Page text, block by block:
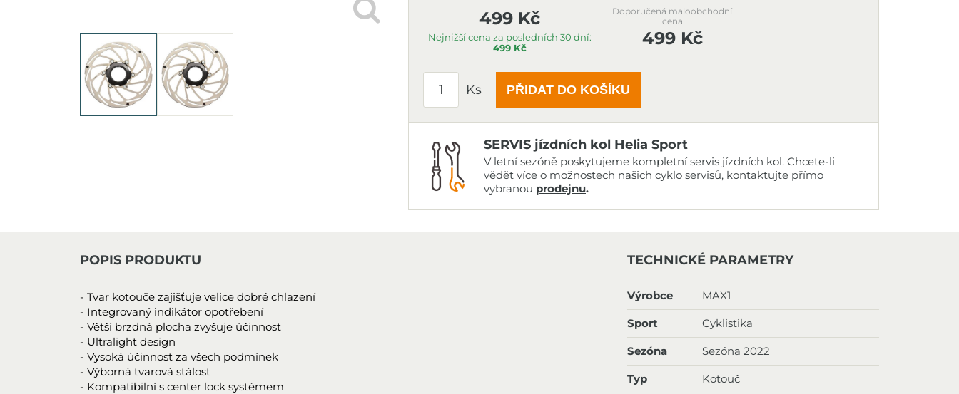
499 Kč
Nejnižší cena za posledních 30 dní:
499 Kč
Doporučená maloobchodní
cena
499 Kč
Ks PŘIDAT DO KOŠÍKU
SERVIS jízdních kol Helia Sport
V letní sezóně poskytujeme kompletní servis jízdních kol. Chcete-li
vědět více o možnostech našich cyklo servisů, kontaktujte přímo
vybranou prodejnu.
POPIS PRODUKTU
- Tvar kotouče zajišťuje velice dobré chlazení
- Integrovaný indikátor opotřebení
- Větší brzdná plocha zvyšuje účinnost
- Ultralight design
- Vysoká účinnost za všech podmínek
- Výborná tvarová stálost
- Kompatibilní s center lock systémem
TECHNICKÉ PARAMETRY
Výrobce MAX1
Sport Cyklistika
Sezóna Sezóna 2022
Typ Kotouč